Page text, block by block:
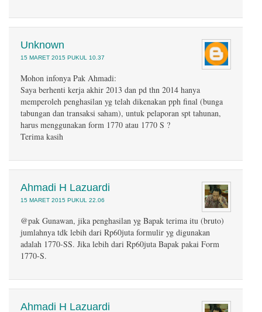
Unknown
15 MARET 2015 PUKUL 10.37
Mohon infonya Pak Ahmadi:
Saya berhenti kerja akhir 2013 dan pd thn 2014 hanya
memperoleh penghasilan yg telah dikenakan pph final (bunga
tabungan dan transaksi saham), untuk pelaporan spt tahunan,
harus menggunakan form 1770 atau 1770 S ?
Terima kasih
Ahmadi H Lazuardi
15 MARET 2015 PUKUL 22.06
@pak Gunawan, jika penghasilan yg Bapak terima itu (bruto)
jumlahnya tdk lebih dari Rp60juta formulir yg digunakan
adalah 1770-SS. Jika lebih dari Rp60juta Bapak pakai Form
1770-S.
Ahmadi H Lazuardi